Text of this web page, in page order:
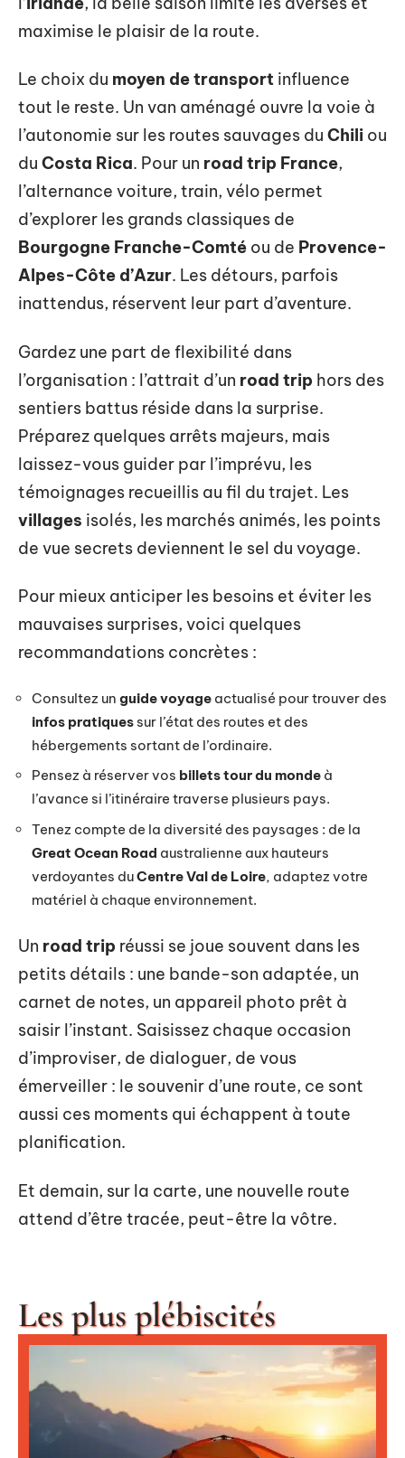
maximise le plaisir de la route.
Le choix du moyen de transport influence
tout le reste. Un van aménagé ouvre la voie à
l’autonomie sur les routes sauvages du Chili ou
du Costa Rica. Pour un road trip France,
l’alternance voiture, train, vélo permet
d’explorer les grands classiques de
Bourgogne Franche-Comté ou de Provence-
Alpes-Côte d’Azur. Les détours, parfois
inattendus, réservent leur part d’aventure.
Gardez une part de flexibilité dans
l’organisation : l’attrait d’un road trip hors des
sentiers battus réside dans la surprise.
Préparez quelques arrêts majeurs, mais
laissez-vous guider par l’imprévu, les
témoignages recueillis au fil du trajet. Les
villages isolés, les marchés animés, les points
de vue secrets deviennent le sel du voyage.
Pour mieux anticiper les besoins et éviter les
mauvaises surprises, voici quelques
recommandations concrètes :
Consultez un guide voyage actualisé pour trouver des
infos pratiques sur l’état des routes et des
hébergements sortant de l’ordinaire.
Pensez à réserver vos billets tour du monde à
l’avance si l’itinéraire traverse plusieurs pays.
Tenez compte de la diversité des paysages : de la
Great Ocean Road australienne aux hauteurs
verdoyantes duCentre Val de Loire, adaptez votre
matériel à chaque environnement.
Un road trip réussi se joue souvent dans les
petits détails : une bande-son adaptée, un
carnet de notes, un appareil photo prêt à
saisir l’instant. Saisissez chaque occasion
d’improviser, de dialoguer, de vous
émerveiller : le souvenir d’une route, ce sont
aussi ces moments qui échappent à toute
planification.
Et demain, sur la carte, une nouvelle route
attend d’être tracée, peut-être la vôtre.
Les plus plébiscités